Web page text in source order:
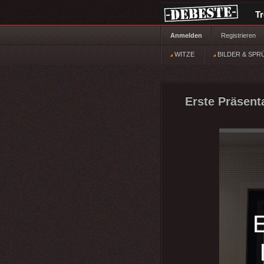
Anmelden Registrieren
WITZE BILDER &
Erste